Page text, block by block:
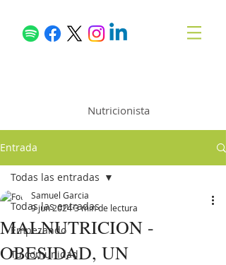
Nutricionista
Entrada
Todas las entradas
Empezando
Tu comunidad
Todas las entradas
MALNUTRICION -
OBESIDAD, UN
Samuel Garcia
9 jun 20243 min de lectura